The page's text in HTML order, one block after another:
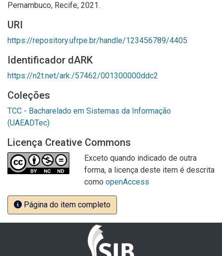
Pernambuco, Recife, 2021.
URI
https://repository.ufrpe.br/handle/123456789/4405
Identificador dARK
https://n2t.net/ark:/57462/001300000ddc2
Coleções
TCC - Bacharelado em Sistemas da Informação
(UAEADTec)
Licença Creative Commons
Exceto quando indicado de outra
forma, a licença deste item é descrita
como openAccess
Página do item completo